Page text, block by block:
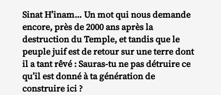
Sinat H’inam… Un mot qui nous demande
encore, près de 2000 ans après la
destruction du Temple, et tandis que le
peuple juif est de retour sur une terre dont
il a tant rêvé : Sauras-tu ne pas détruire ce
qu’il est donné à ta génération de
construire ici ?